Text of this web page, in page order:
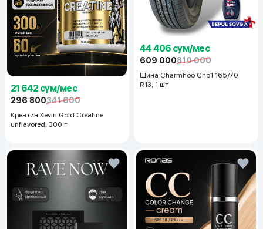
21 642 сум/мес
296 800341 600
Креатин Kevin Gold Creatine
unflavored, 300 г
44 406 сум/мес
609 000810 000
Шина Charmhoo Cho1 165/70
R13, 1 шт